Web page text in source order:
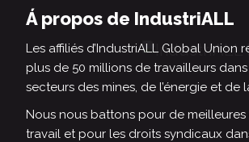
Á propos de IndustriALL
Les affiliés d’IndustriALL Global Union
plus de 50 millions de travailleurs
secteurs des mines, de l’énergie et de
Nous nous battons pour de
travail et pour les droits syndicaux